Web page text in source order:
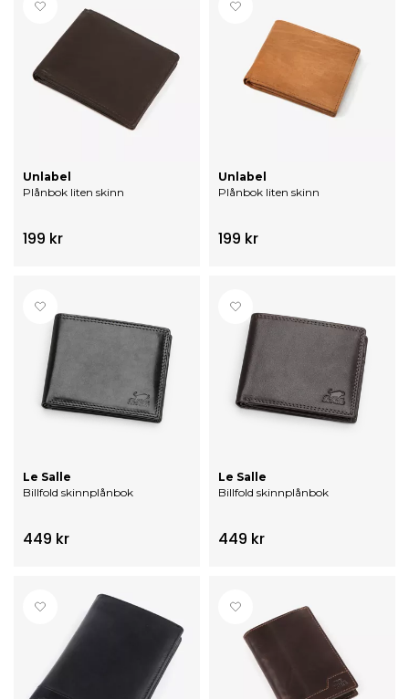
Plånbok liten skinn
Unlabel
199 kr
Plånbok liten skinn
Unlabel
199 kr
Billfold skinnplånbok
Le Salle
449 kr
Billfold skinnplånbok
Le Salle
449 kr